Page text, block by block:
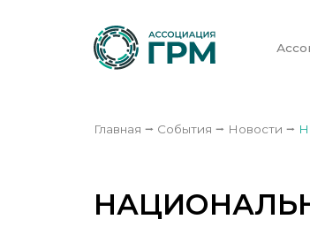
Главная ⭢ События ⭢ Новости ⭢